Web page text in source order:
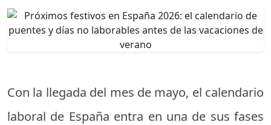
Con la llegada del mes de mayo, el calendario
laboral de España entra en una de sus fases